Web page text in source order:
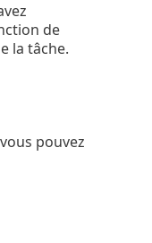
de
la tâche.
pouvez